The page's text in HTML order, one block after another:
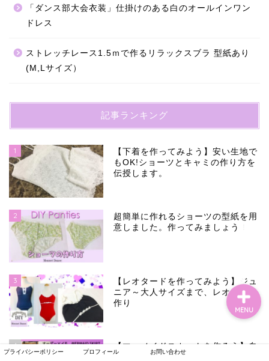
「ダンス部大会衣装」仕掛けのある白のオールインワン
ドレス
ストレッチレース1.5ｍで作るリラックスブラ 型紙あり
(M,Lサイズ）
記事ランキング
1
【下着を作ってみよう】安い生地で
もOK!ショーツとキャミの作り方を
伝授します。
2
超簡単に作れるショーツの型紙を用
意しました。作ってみましょう！
3
【レオタードを作ってみよう】ジュ
ニア～大人サイズまで、レオタード
作り
4
【マーメイドスカートを作ろう】自
分用オーダーメイドで作る
プライバシーポリシー プロフィール お問い合わせ
MENU